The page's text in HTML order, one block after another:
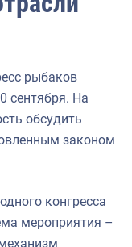
рыбаков
сентября. На
обсудить
законом
конгресса
мероприятия –